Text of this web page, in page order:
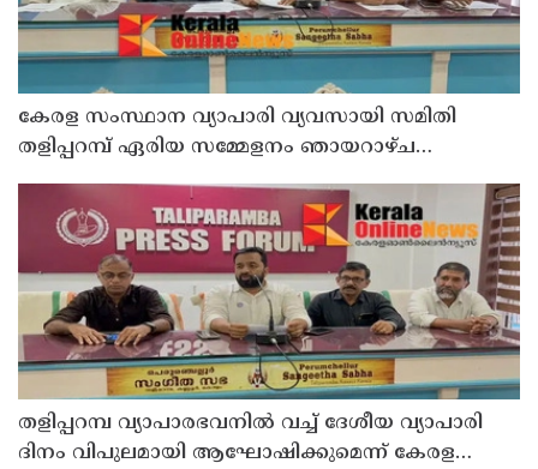
കേരള സംസ്ഥാന വ്യാപാരി വ്യവസായി സമിതി
തളിപ്പറമ്പ് ഏരിയ സമ്മേളനം ഞായറാഴ്ച
ചൊറുക്കള കുറുമാത്തൂർ ബാങ്ക് ഓഡിറ്റൊറിയത്തിൽ
നടക്കും
തളിപ്പറമ്പ വ്യാപാരഭവനിൽ വച്ച് ദേശീയ വ്യാപാരി
ദിനം വിപുലമായി ആഘോഷിക്കുമെന്ന് കേരള